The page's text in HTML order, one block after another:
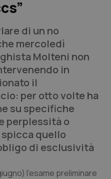
di un no
mercoledì
Molteni non
in
il
per otto volte ha
su specifiche
perplessità o
quello
di esclusività
l’esame preliminare